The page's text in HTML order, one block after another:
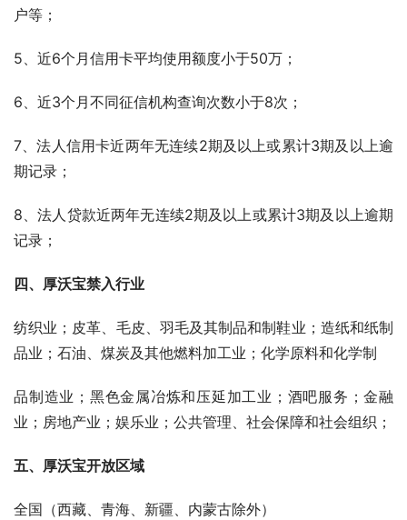
户等；
5、近6个月信用卡平均使用额度小于50万；
6、近3个月不同征信机构查询次数小于8次；
7、法人信用卡近两年无连续2期及以上或累计3期及以上逾
期记录；
8、法人贷款近两年无连续2期及以上或累计3期及以上逾期
记录；
四、厚沃宝禁入行业
纺织业；皮革、毛皮、羽毛及其制品和制鞋业；造纸和纸制
品业；石油、煤炭及其他燃料加工业；化学原料和化学制
品制造业；黑色金属冶炼和压延加工业；酒吧服务；金融
业；房地产业；娱乐业；公共管理、社会保障和社会组织；
五、厚沃宝开放区域
全国（西藏、青海、新疆、内蒙古除外）